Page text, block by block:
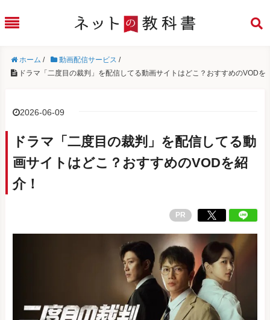
ホーム / 動画配信サービス /
ドラマ「二度目の裁判」を配信してる動画サイトはどこ？おすすめのVODを
2026-06-09
ドラマ「二度目の裁判」を配信してる動
画サイトはどこ？おすすめのVODを紹
介！
PR